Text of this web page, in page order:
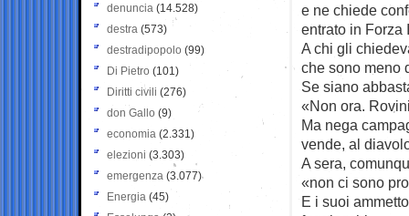
e ne chiede
entrato in Forza
A chi gli
che sono meno
Se siano
«Non ora.
Ma nega
vende, al
A sera,
«non ci sono
E i suoi
denuncia (14.528)
destra (573)
destradipopolo (99)
Di Pietro (101)
Diritti civili (276)
don Gallo (9)
economia (2.331)
elezioni (3.303)
emergenza (3.077)
Energia (45)